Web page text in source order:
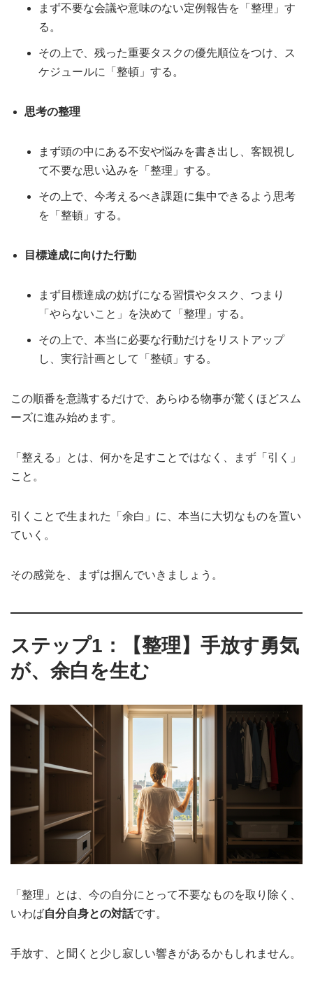
まず不要な会議や意味のない定例報告を「整理」す
る。
その上で、残った重要タスクの優先順位をつけ、ス
ケジュールに「整頓」する。
思考の整理
まず頭の中にある不安や悩みを書き出し、客観視し
て不要な思い込みを「整理」する。
その上で、今考えるべき課題に集中できるよう思考
を「整頓」する。
目標達成に向けた行動
まず目標達成の妨げになる習慣やタスク、つまり
「やらないこと」を決めて「整理」する。
その上で、本当に必要な行動だけをリストアップ
し、実行計画として「整頓」する。
この順番を意識するだけで、あらゆる物事が驚くほどスム
ーズに進み始めます。
「整える」とは、何かを足すことではなく、まず「引く」
こと。
引くことで生まれた「余白」に、本当に大切なものを置い
ていく。
その感覚を、まずは掴んでいきましょう。
ステップ1：【整理】手放す勇気
が、余白を生む
「整理」とは、今の自分にとって不要なものを取り除く、
いわば自分自身との対話です。
手放す、と聞くと少し寂しい響きがあるかもしれません。